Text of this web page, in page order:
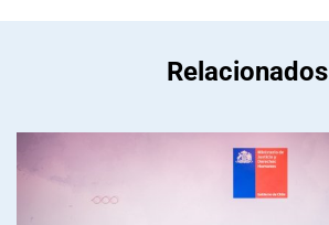
Relacionados